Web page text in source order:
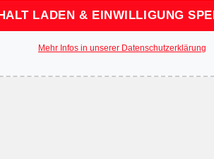
LADEN & EINWILLIGUNG
Mehr Infos in unserer Datenschutzerklärung